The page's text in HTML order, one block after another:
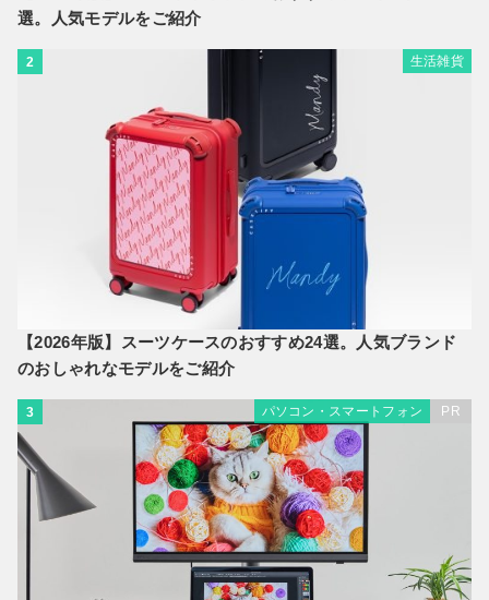
選。人気モデルをご紹介
2 生活雑貨
【2026年版】スーツケースのおすすめ24選。人気ブランド
のおしゃれなモデルをご紹介
3 パソコン・スマートフォン PR